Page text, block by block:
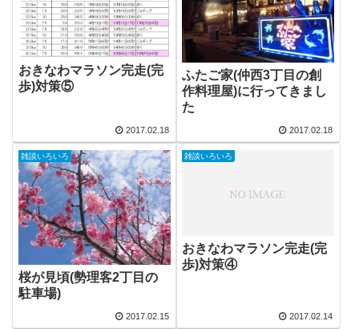
おきなわマラソン完走(完
歩)対策⑤
2017.02.18
ふたご家(仲西3丁目の創
作料理屋)に行ってきまし
た
2017.02.18
雑談いろいろ
桜が見頃(勢理客2丁目の
駐車場)
2017.02.15
雑談いろいろ
おきなわマラソン完走(完
歩)対策④
2017.02.14